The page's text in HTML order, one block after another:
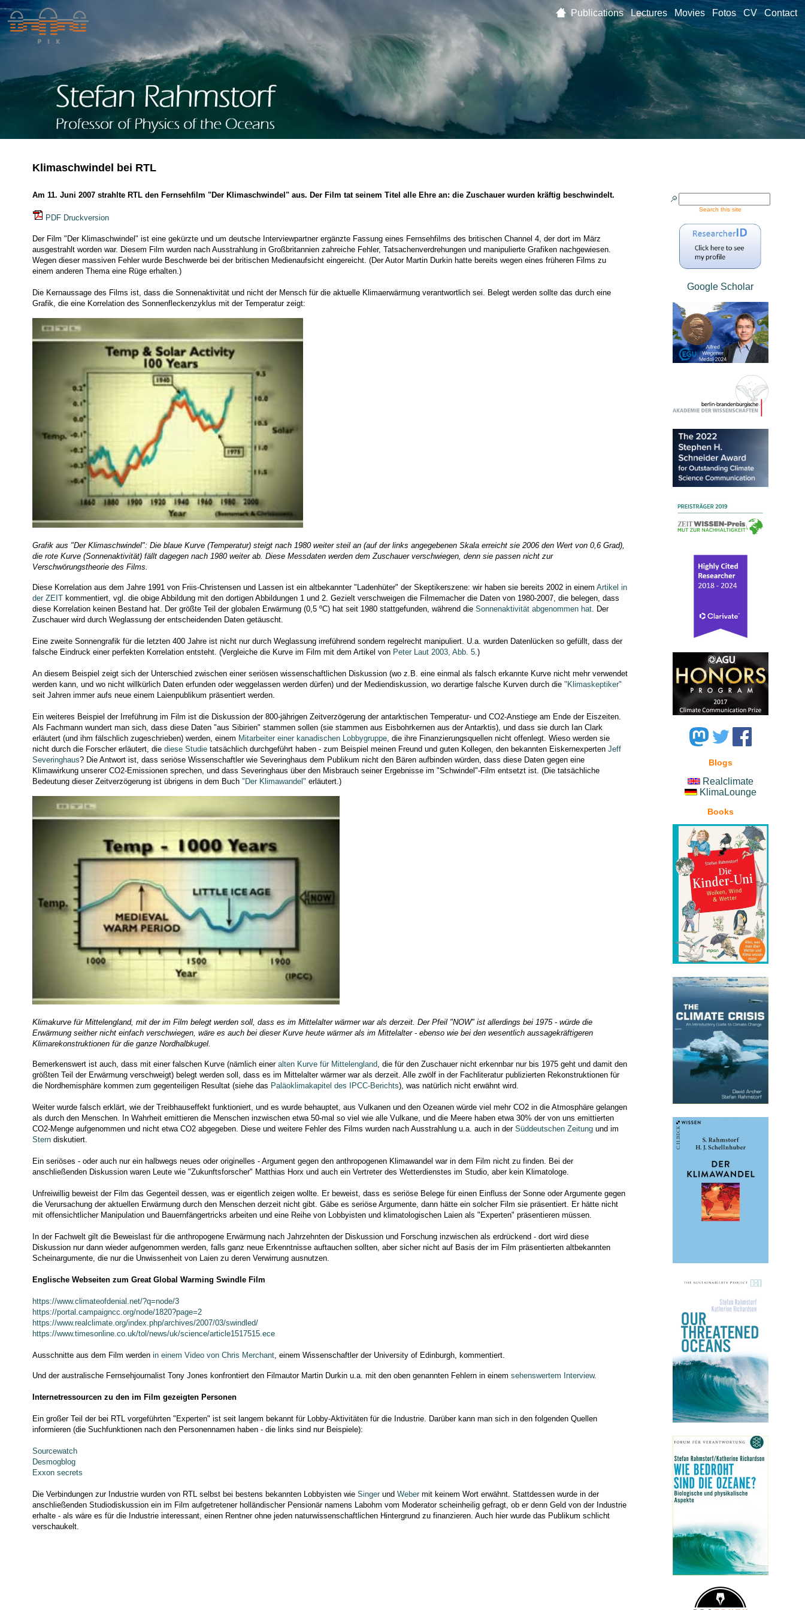
PublicationsLectures Movies FotosCVContact
Klimaschwindel bei RTL
Am 11. Juni 2007 strahlte RTL den Fernsehfilm "Der Klimaschwindel" aus. Der Film tat seinem Titel alle Ehre an: die Zuschauer wurden kräftig beschwindelt.
PDF Druckversion
Der Film "Der Klimaschwindel" ist eine gekürzte und um deutsche Interviewpartner ergänzte Fassung eines Fernsehfilms des britischen Channel 4, der dort im März
ausgestrahlt worden war. Diesem Film wurden nach Ausstrahlung in Großbritannien zahreiche Fehler, Tatsachenverdrehungen und manipulierte Grafiken nachgewiesen.
Wegen dieser massiven Fehler wurde Beschwerde bei der britischen Medienaufsicht eingereicht. (Der Autor Martin Durkin hatte bereits wegen eines früheren Films zu
einem anderen Thema eine Rüge erhalten.)
Die Kernaussage des Films ist, dass die Sonnenaktivität und nicht der Mensch für die aktuelle Klimaerwärmung verantwortlich sei. Belegt werden sollte das durch eine
Grafik, die eine Korrelation des Sonnenfleckenzyklus mit der Temperatur zeigt:
Grafik aus "Der Klimaschwindel": Die blaue Kurve (Temperatur) steigt nach 1980 weiter steil an (auf der links angegebenen Skala erreicht sie 2006 den Wert von 0,6 Grad),
die rote Kurve (Sonnenaktivität) fällt dagegen nach 1980 weiter ab. Diese Messdaten werden dem Zuschauer verschwiegen, denn sie passen nicht zur
Verschwörungstheorie des Films.
Diese Korrelation aus dem Jahre 1991 von Friis-Christensen und Lassen ist ein altbekannter "Ladenhüter" der Skeptikerszene: wir haben sie bereits 2002 in einem Artikel in
der ZEITkommentiert, vgl. die obige Abbildung mit den dortigen Abbildungen 1 und 2. Gezielt verschweigen die Filmemacher die Daten von 1980-2007, die belegen, dass
diese Korrelation keinen Bestand hat. Der größte Teil der globalen Erwärmung (0,5 ºC) hat seit 1980 stattgefunden, während die Sonnenaktivität abgenommen hat. Der
Zuschauer wird durch Weglassung der entscheidenden Daten getäuscht.
Eine zweite Sonnengrafik für die letzten 400 Jahre ist nicht nur durch Weglassung irreführend sondern regelrecht manipuliert. U.a. wurden Datenlücken so gefüllt, dass der
falsche Eindruck einer perfekten Korrelation entsteht. (Vergleiche die Kurve im Film mit dem Artikel von Peter Laut 2003, Abb. 5. )
An diesem Beispiel zeigt sich der Unterschied zwischen einer seriösen wissenschaftlichen Diskussion (wo z.B. eine einmal als falsch erkannte Kurve nicht mehr verwendet
werden kann, und wo nicht willkürlich Daten erfunden oder weggelassen werden dürfen) und der Mediendiskussion, wo derartige falsche Kurven durch die "Klimaskeptiker"
seit Jahren immer aufs neue einem Laienpublikum präsentiert werden.
Ein weiteres Beispiel der Irreführung im Film ist die Diskussion der 800-jährigen Zeitverzögerung der antarktischen Temperatur- und CO2-Anstiege am Ende der Eiszeiten.
Als Fachmann wundert man sich, dass diese Daten "aus Sibirien" stammen sollen (sie stammen aus Eisbohrkernen aus der Antarktis), und dass sie durch Ian Clark
erläutert (und ihm fälschlich zugeschrieben) werden, einem Mitarbeiter einer kanadischen Lobbygruppe, die ihre Finanzierungsquellen nicht offenlegt. Wieso werden sie
nicht durch die Forscher erläutert, die diese Studietatsächlich durchgeführt haben - zum Beispiel meinen Freund und guten Kollegen, den bekannten Eiskernexperten Jeff
Severinghaus? Die Antwort ist, dass seriöse Wissenschaftler wie Severinghaus dem Publikum nicht den Bären aufbinden würden, dass diese Daten gegen eine
Klimawirkung unserer CO2-Emissionen sprechen, und dass Severinghaus über den Misbrauch seiner Ergebnisse im "Schwindel"-Film entsetzt ist. (Die tatsächliche
Bedeutung dieser Zeitverzögerung ist übrigens in dem Buch "Der Klimawandel" erläutert.)
Klimakurve für Mittelengland, mit der im Film belegt werden soll, dass es im Mittelalter wärmer war als derzeit. Der Pfeil "NOW" ist allerdings bei 1975 - würde die
Erwärmung seither nicht einfach verschwiegen, wäre es auch bei dieser Kurve heute wärmer als im Mittelalter - ebenso wie bei den wesentlich aussagekräftigeren
Klimarekonstruktionen für die ganze Nordhalbkugel.
Bemerkenswert ist auch, dass mit einer falschen Kurve (nämlich einer alten Kurve für Mittelengland, die für den Zuschauer nicht erkennbar nur bis 1975 geht und damit den
größten Teil der Erwärmung verschweigt) belegt werden soll, dass es im Mittelalter wärmer war als derzeit. Alle zwölf in der Fachliteratur publizierten Rekonstruktionen für
die Nordhemisphäre kommen zum gegenteiligen Resultat (siehe das Paläoklimakapitel des IPCC-Berichts), was natürlich nicht erwähnt wird.
Weiter wurde falsch erklärt, wie der Treibhauseffekt funktioniert, und es wurde behauptet, aus Vulkanen und den Ozeanen würde viel mehr CO2 in die Atmosphäre gelangen
als durch den Menschen. In Wahrheit emittieren die Menschen inzwischen etwa 50-mal so viel wie alle Vulkane, und die Meere haben etwa 30% der von uns emittierten
CO2-Menge aufgenommen und nicht etwa CO2 abgegeben. Diese und weitere Fehler des Films wurden nach Ausstrahlung u.a. auch in der Süddeutschen Zeitungund im
Stern diskutiert.
Ein seriöses - oder auch nur ein halbwegs neues oder originelles - Argument gegen den anthropogenen Klimawandel war in dem Film nicht zu finden. Bei der
anschließenden Diskussion waren Leute wie "Zukunftsforscher" Matthias Horx und auch ein Vertreter des Wetterdienstes im Studio, aber kein Klimatologe.
Unfreiwillig beweist der Film das Gegenteil dessen, was er eigentlich zeigen wollte. Er beweist, dass es seriöse Belege für einen Einfluss der Sonne oder Argumente gegen
die Verursachung der aktuellen Erwärmung durch den Menschen derzeit nicht gibt. Gäbe es seriöse Argumente, dann hätte ein solcher Film sie präsentiert. Er hätte nicht
mit offensichtlicher Manipulation und Bauernfängertricks arbeiten und eine Reihe von Lobbyisten und klimatologischen Laien als "Experten" präsentieren müssen.
In der Fachwelt gilt die Beweislast für die anthropogene Erwärmung nach Jahrzehnten der Diskussion und Forschung inzwischen als erdrückend - dort wird diese
Diskussion nur dann wieder aufgenommen werden, falls ganz neue Erkenntnisse auftauchen sollten, aber sicher nicht auf Basis der im Film präsentierten altbekannten
Scheinargumente, die nur die Unwissenheit von Laien zu deren Verwirrung ausnutzen.
Englische Webseiten zum Great Global Warming Swindle Film
https://www.climateofdenial.net/?q=node/3
https://portal.campaigncc.org/node/1820?page=2
https://www.realclimate.org/index.php/archives/2007/03/swindled/
https://www.timesonline.co.uk/tol/news/uk/science/article1517515.ece
Ausschnitte aus dem Film werden in einem Video von Chris Merchant, einem Wissenschaftler der University of Edinburgh, kommentiert.
Und der australische Fernsehjournalist Tony Jones konfrontiert den Filmautor Martin Durkin u.a. mit den oben genannten Fehlern in einem sehenswertem Interview.
Internetressourcen zu den im Film gezeigten Personen
Ein großer Teil der bei RTL vorgeführten "Experten" ist seit langem bekannt für Lobby-Aktivitäten für die Industrie. Darüber kann man sich in den folgenden Quellen
informieren (die Suchfunktionen nach den Personennamen haben - die links sind nur Beispiele):
Sourcewatch
Desmogblog
Exxon secrets
Die Verbindungen zur Industrie wurden von RTL selbst bei bestens bekannten Lobbyisten wie Singerund Webermit keinem Wort erwähnt. Stattdessen wurde in der
anschließenden Studiodiskussion ein im Film aufgetretener holländischer Pensionär namens Labohm vom Moderator scheinheilig gefragt, ob er denn Geld von der Industrie
erhalte - als wäre es für die Industrie interessant, einen Rentner ohne jeden naturwissenschaftlichen Hintergrund zu finanzieren. Auch hier wurde das Publikum schlicht
verschaukelt.
Search this site
Google Scholar
Blogs
Realclimate
KlimaLounge
Books